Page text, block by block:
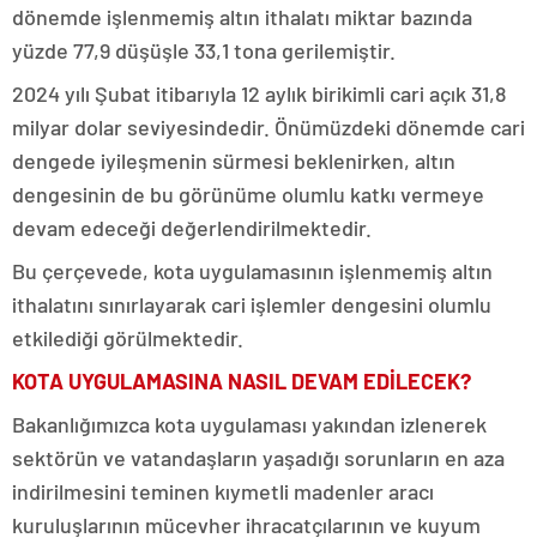
dönemde işlenmemiş altın ithalatı miktar bazında
yüzde 77,9 düşüşle 33,1 tona gerilemiştir.
2024 yılı Şubat itibarıyla 12 aylık birikimli cari açık 31,8
milyar dolar seviyesindedir. Önümüzdeki dönemde cari
dengede iyileşmenin sürmesi beklenirken, altın
dengesinin de bu görünüme olumlu katkı vermeye
devam edeceği değerlendirilmektedir.
Bu çerçevede, kota uygulamasının işlenmemiş altın
ithalatını sınırlayarak cari işlemler dengesini olumlu
etkilediği görülmektedir.
KOTA UYGULAMASINA NASIL DEVAM EDİLECEK?
Bakanlığımızca kota uygulaması yakından izlenerek
sektörün ve vatandaşların yaşadığı sorunların en aza
indirilmesini teminen kıymetli madenler aracı
kuruluşlarının mücevher ihracatçılarının ve kuyum